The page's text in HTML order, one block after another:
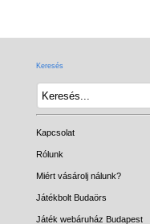
Keresés
Kapcsolat
Rólunk
Miért vásárolj nálunk?
Játékbolt Budaörs
Játék webáruház Budapest